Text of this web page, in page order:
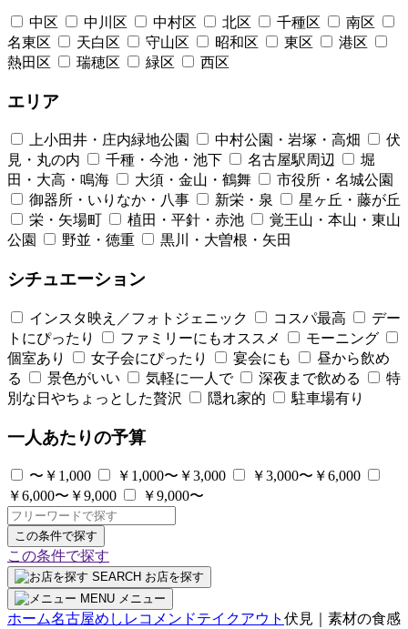
中区 中川区 中村区 北区 千種区
南区
名東区
天白区 守山区 昭和区 東区
港区
熱田区
瑞穂区 緑区 西区
エリア
上小田井・庄内緑地公園 中村公園・岩塚・高畑
伏
見・丸の内
千種・今池・池下 名古屋駅周辺
堀
田・大高・鳴海
大須・金山・鶴舞
市役所・名城公園
御器所・いりなか・八事
新栄・泉
星ヶ丘・藤が丘
栄・矢場町
植田・平針・赤池
覚王山・本山・東山
公園
野並・徳重 黒川・大曽根・矢田
シチュエーション
インスタ映え／フォトジェニック コスパ最高
デー
トにぴったり
ファミリーにもオススメ
モーニング
個室あり
女子会にぴったり 宴会にも
昼から飲め
る
景色がいい 気軽に一人で 深夜まで飲める
特
別な日やちょっとした贅沢
隠れ家的 駐車場有り
一人あたりの予算
〜￥1,000 ￥1,000〜￥3,000
￥3,000〜￥6,000
￥6,000〜￥9,000
￥9,000〜
この条件で探す
この条件で探す
SEARCH お店を探す
MENU メニュー
ホーム名古屋めしレコメンドテイクアウト 伏見｜素材の食感